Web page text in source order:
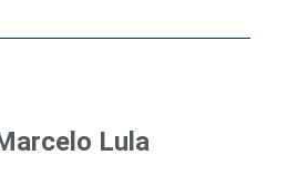
Lula